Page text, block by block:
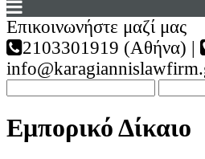
Επικοινωνήστε μαζί μας
2103301919 (Αθήνα) |
Εμπορικό Δίκαιο